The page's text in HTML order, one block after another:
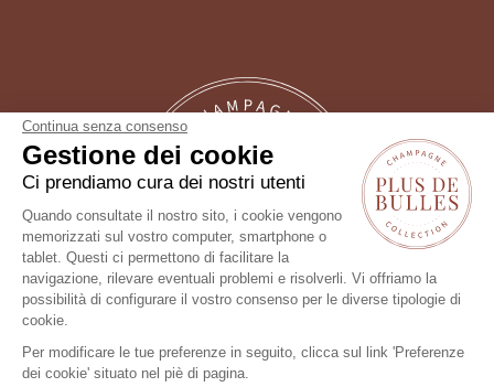
Seguici !
Continua senza consenso
Gestione dei cookie
Ci prendiamo cura dei nostri utenti
Quando consultate il nostro sito, i cookie vengono
memorizzati sul vostro computer, smartphone o
tablet. Questi ci permettono di facilitare la
navigazione, rilevare eventuali problemi e risolverli. Vi offriamo la
possibilità di configurare il vostro consenso per le diverse tipologie di
cookie.
Per modificare le tue preferenze in seguito, clicca sul link 'Preferenze
dei cookie' situato nel piè di pagina.